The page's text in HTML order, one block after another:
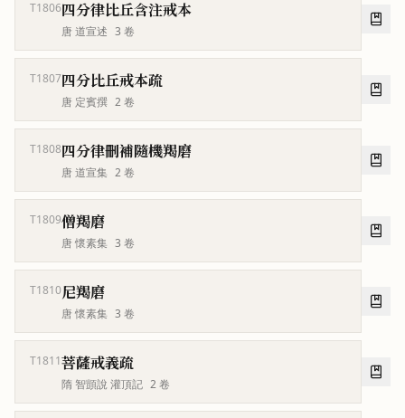
T1806四分律比丘含注戒本
唐 道宣述 3 卷
T1807四分比丘戒本疏
唐 定賓撰 2卷
T1808四分律刪補隨機羯磨
唐 道宣集 2卷
T1809僧羯磨
唐 懷素集 3 卷
T1810尼羯磨
唐 懷素集 3 卷
T1811菩薩戒義疏
隋 智顗說 灌頂記 2卷